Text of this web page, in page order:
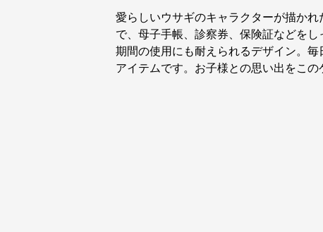
愛らしいウサギのキャラクターが描か
で、母子手帳、診察券、保険証などを
期間の使用にも耐えられるデザイン。
アイテムです。お子様との思い出をこの